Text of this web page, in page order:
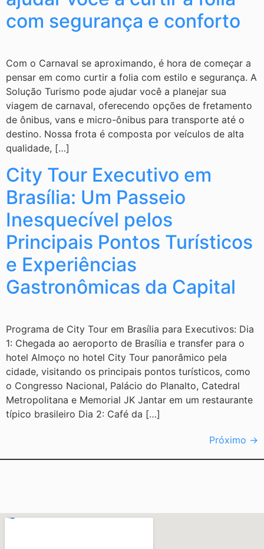
com segurança e conforto
Com o Carnaval se aproximando, é hora de começar a
pensar em como curtir a folia com estilo e segurança. A
Solução Turismo pode ajudar você a planejar sua
viagem de carnaval, oferecendo opções de fretamento
de ônibus, vans e micro-ônibus para transporte até o
destino. Nossa frota é composta por veículos de alta
qualidade, […]
City Tour Executivo em
Brasília: Um Passeio
Inesquecível pelos
Principais Pontos Turísticos
e Experiências
Gastronômicas da Capital
Programa de City Tour em Brasília para Executivos: Dia
1: Chegada ao aeroporto de Brasília e transfer para o
hotel Almoço no hotel City Tour panorâmico pela
cidade, visitando os principais pontos turísticos, como
o Congresso Nacional, Palácio do Planalto, Catedral
Metropolitana e Memorial JK Jantar em um restaurante
típico brasileiro Dia 2: Café da […]
Próximo →